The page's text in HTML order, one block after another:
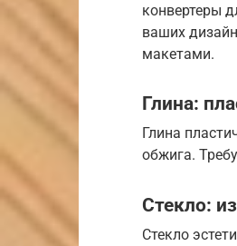
конвертеры
ваших
макетами.
Глина:
Глина
обжига.
Стекло:
Стекло